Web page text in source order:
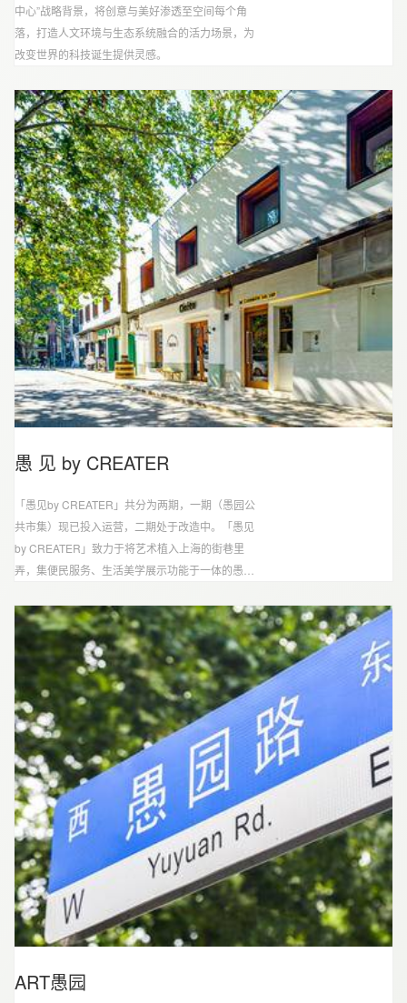
中心”战略背景，将创意与美好渗透至空间每个角
落，打造人文环境与生态系统融合的活力场景，为
改变世界的科技诞生提供灵感。
愚 见 by CREATER
「愚见by CREATER」共分为两期，一期（愚园公
共市集）现已投入运营，二期处于改造中。「愚见
by CREATER」致力于将艺术植入上海的街巷里
弄，集便民服务、生活美学展示功能于一体的愚园
有机融合，呈现、述说、传递更有温度的社区历
史、城市精神以及人文关怀。首次携手刘海粟美术
馆、建筑师张海翱协力共建的 “粟上海社区美术馆”更
成为该项目一大亮点，这一有着烟火气的艺术空间
成为“社区营造计划”首例。
ART愚园